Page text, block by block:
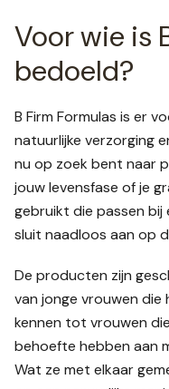
Voor wie is
bedoeld?
B Firm Formulas is er
natuurlijke verzorging
nu op zoek bent naar
jouw levensfase of je
gebruikt die passen bij
sluit naadloos aan op
De producten zijn
van jonge vrouwen die
kennen tot vrouwen
behoefte hebben aan
Wat ze met elkaar